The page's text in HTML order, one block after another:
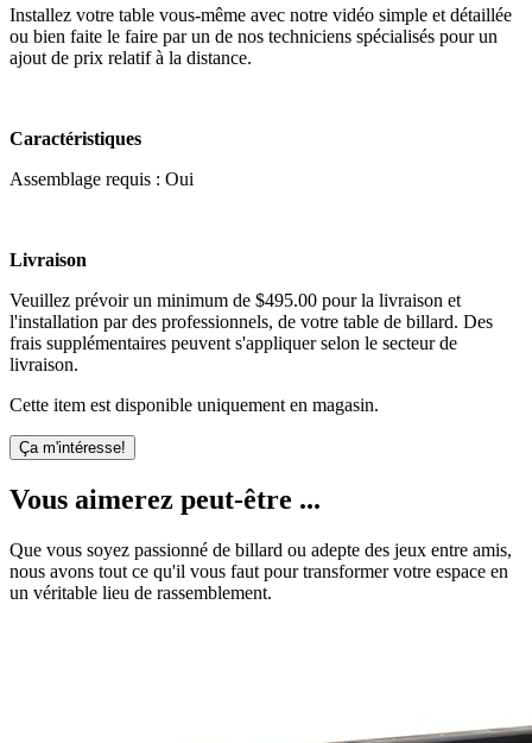
Installez votre table vous-même avec notre vidéo simple et détaillée
ou bien faite le faire par un de nos techniciens spécialisés pour un
ajout de prix relatif à la distance.
Caractéristiques
Assemblage requis : Oui
Livraison
Veuillez prévoir un minimum de $495.00 pour la livraison et
l'installation par des professionnels, de votre table de billard. Des
frais supplémentaires peuvent s'appliquer selon le secteur de
livraison.
Cette item est disponible uniquement en magasin.
Ça m'intéresse!
Vous aimerez peut-être ...
Que vous soyez passionné de billard ou adepte des jeux entre amis,
nous avons tout ce qu'il vous faut pour transformer votre espace en
un véritable lieu de rassemblement.